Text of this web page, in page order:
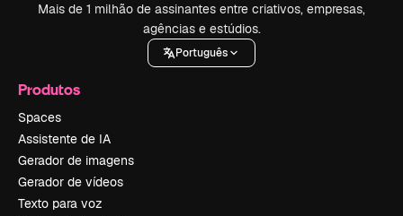
Mais de 1 milhão de assinantes entre criativos, empresas,
agências e estúdios.
Português
Produtos
Spaces
Assistente de IA
Gerador de imagens
Gerador de vídeos
Texto para voz